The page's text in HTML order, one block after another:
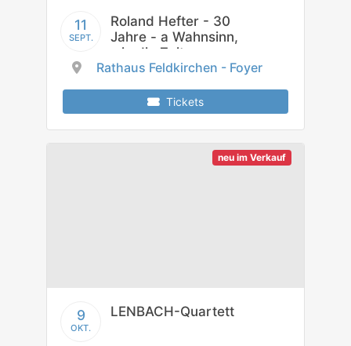
11
SEPT.
Roland Hefter - 30
Jahre - a Wahnsinn,
wia die Zeit
vergeht!
Rathaus Feldkirchen - Foyer
Tickets
neu im Verkauf
9
OKT.
LENBACH-Quartett